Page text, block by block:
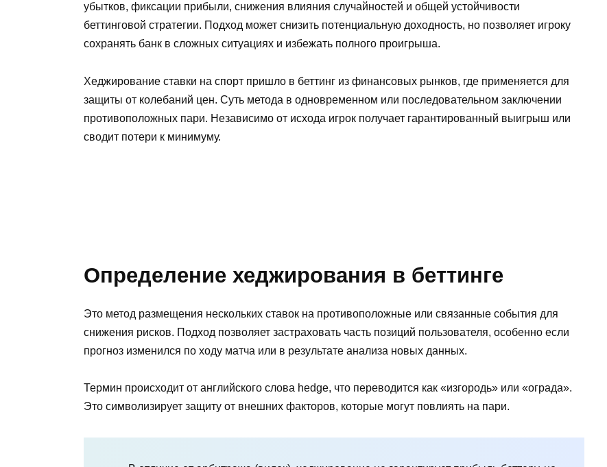
Хеджирование долгосрочных прогнозов
Страховка от крупных потерь
Избирательная страховка
Кэшаут: досрочный выкуп ставки
Какие БК предоставляют страховку
убытков, фиксации прибыли, снижения влияния случайностей и общей устойчивости
беттинговой стратегии. Подход может снизить потенциальную доходность, но позволяет игроку
сохранять банк в сложных ситуациях и избежать полного проигрыша.
Хеджирование ставки на спорт пришло в беттинг из финансовых рынков, где применяется для
защиты от колебаний цен. Суть метода в одновременном или последовательном заключении
противоположных пари. Независимо от исхода игрок получает гарантированный выигрыш или
сводит потери к минимуму.
Определение хеджирования в беттинге
Это метод размещения нескольких ставок на противоположные или связанные события для
снижения рисков. Подход позволяет застраховать часть позиций пользователя, особенно если
прогноз изменился по ходу матча или в результате анализа новых данных.
Термин происходит от английского слова hedge, что переводится как «изгородь» или «ограда».
Это символизирует защиту от внешних факторов, которые могут повлиять на пари.